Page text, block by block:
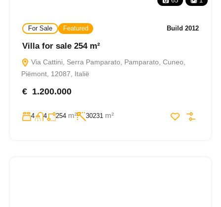
For Sale Featured Build 2012
Villa for sale 254 m²
Via Cattini, Serra Pamparato, Pamparato, Cuneo,
Piëmont, 12087, Italië
€ 1.200.000
4 4 254 m² 30231 m²